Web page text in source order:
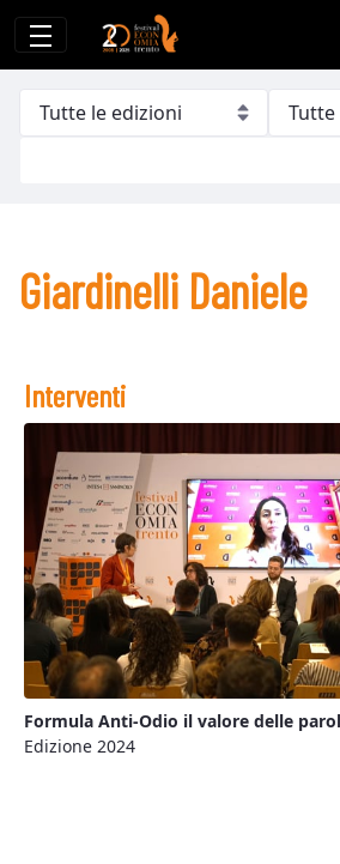
Giardinelli Daniele
Giardinelli Daniele
Interventi
Formula Anti-Odio il valore delle
Edizione 2024